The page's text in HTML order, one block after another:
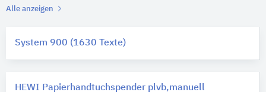
Alle anzeigen
System 900 (1630 Texte)
HEWI Papierhandtuchspender plvb,manuell